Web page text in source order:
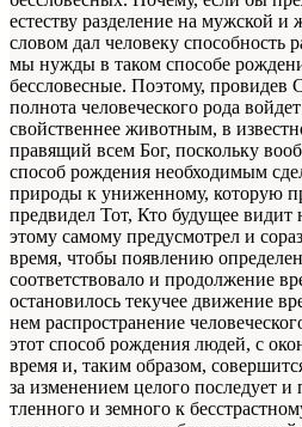
естеству разделение на мужской
словом дал человеку способность
мы нужды в таком способе
бессловесные. Поэтому, провидев
полнота человеческого рода
свойственнее животным, в
правящий всем Бог, поскольку
способ рождения необходимым
природы к униженному, которую
предвидел Тот, Кто будущее
этому самому предусмотрел и
время, чтобы появлению
соответствовало и продолжение
остановилось текучее движение
нем распространение
этот способ рождения людей, с
время и, таким образом,
за изменением целого последует и
тленного и земного к